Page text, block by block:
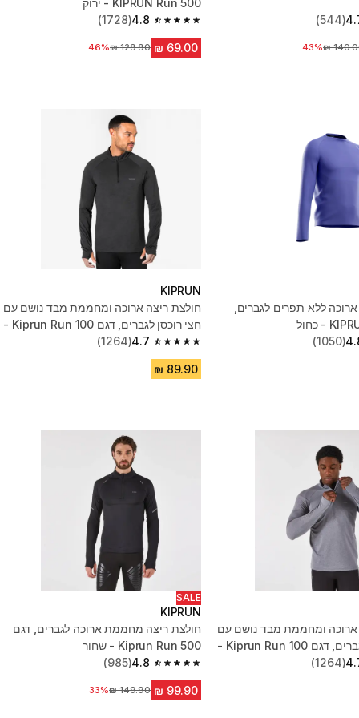
(544)
לפני הנחה
43%
KIPRUN Run 500 - ירוק
4.8
4.8 out of 5 stars from 1728 reviews
(1728)
מחיר לפני הנחה‏129.90 ₪
46%
ללא תפרים לגברים,
(1050)
KIPRUN
חולצת ריצה ארוכה ומחממת מבד נושם עם
חצי רוכסן לגברים, דגם Kiprun Run 100 -
שחור
4.7
4.7 out of 5 stars from 1264 reviews
(1264)
ארוכה ומחממת מבד נושם עם
חצי רוכסן לגברים, דגם Kiprun Run 100 -
(1264)
SALE
KIPRUN
חולצת ריצה מחממת ארוכה לגברים, דגם
Kiprun Run 500 - שחור
4.8
4.8 out of 5 stars from 985 reviews
(985)
מחיר לפני הנחה‏149.90 ₪
33%